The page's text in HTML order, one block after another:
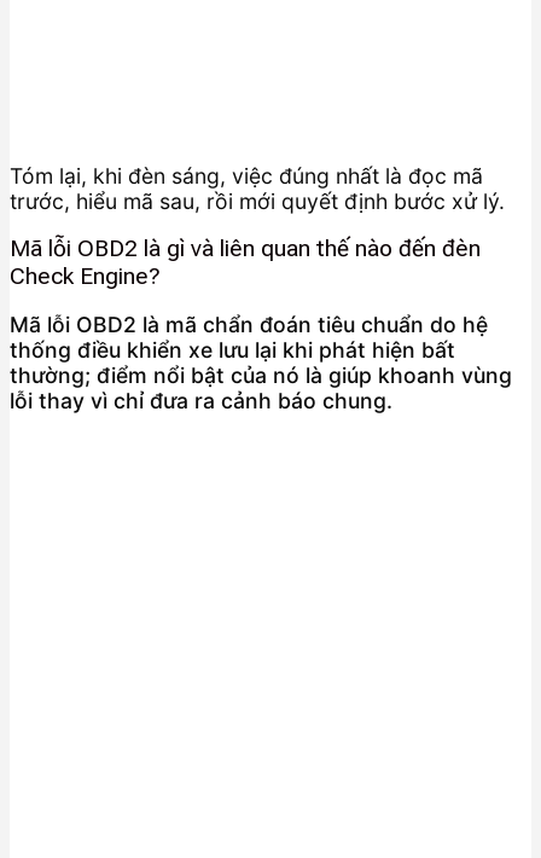
Tóm lại, khi đèn sáng, việc đúng nhất là đọc mã
trước, hiểu mã sau, rồi mới quyết định bước xử lý.
Mã lỗi OBD2 là gì và liên quan thế nào đến đèn
Check Engine?
Mã lỗi OBD2 là mã chẩn đoán tiêu chuẩn do hệ
thống điều khiển xe lưu lại khi phát hiện bất
thường; điểm nổi bật của nó là giúp khoanh vùng
lỗi thay vì chỉ đưa ra cảnh báo chung.